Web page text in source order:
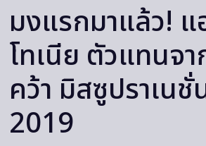
มงแรกมาแล้ว!
โทเนีย ตัวแทนจา
คว้า มิสซูปราเน
2019